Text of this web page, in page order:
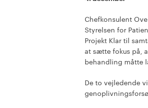
Chefkonsulent
Styrelsen for
Projekt Klar til
at sætte fokus på,
behandling måtte
De to vejledende